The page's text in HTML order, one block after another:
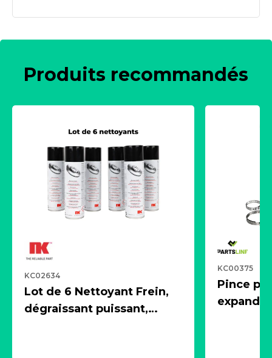
Produits recommandés
KC02634
Lot de 6 Nettoyant Frein,
dégraissant puissant,
KC00375
Pince